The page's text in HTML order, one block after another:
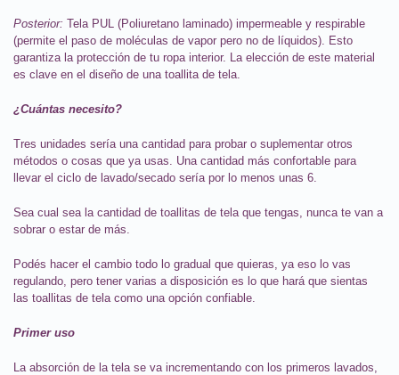
Posterior: Tela PUL (Poliuretano laminado) impermeable y respirable
(permite el paso de moléculas de vapor pero no de líquidos). Esto
garantiza la protección de tu ropa interior. La elección de este material
es clave en el diseño de una toallita de tela.
¿Cuántas necesito?
Tres unidades sería una cantidad para probar o suplementar otros
métodos o cosas que ya usas. Una cantidad más confortable para
llevar el ciclo de lavado/secado sería por lo menos unas 6.
Sea cual sea la cantidad de toallitas de tela que tengas, nunca te van a
sobrar o estar de más.
Podés hacer el cambio todo lo gradual que quieras, ya eso lo vas
regulando, pero tener varias a disposición es lo que hará que sientas
las toallitas de tela como una opción confiable.
Primer uso
La absorción de la tela se va incrementando con los primeros lavados,